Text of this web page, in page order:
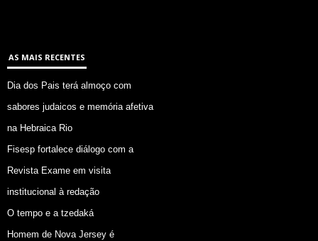
AS MAIS RECENTES
Dia dos Pais terá almoço com
sabores judaicos e memória afetiva
na Hebraica Rio
Fisesp fortalece diálogo com a
Revista Exame em visita
institucional à redação
O tempo e a tzedaká
Homem de Nova Jersey é